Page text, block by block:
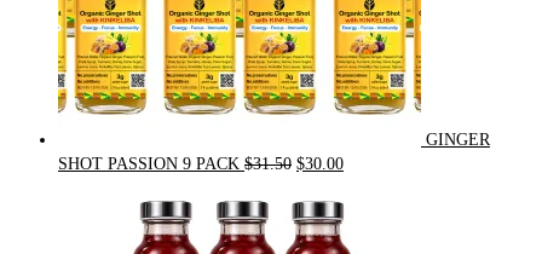
GINGER
SHOT PASSION 9 PACK $31.50 Original
$31.50.
$30.00Current